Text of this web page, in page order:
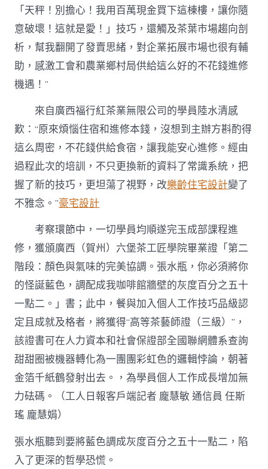
「天秤！別擔心！我用百萬現金買下這棟樓，讓你隨
意破壞！這就是愛！」技巧，還觸及茶葉市場趨向剖
析，幫我翻開了發賣思緒，對企業拓展市場也很有輔
助，感激工會和農業鄉村局供給這么好的不花錢進修
機遇！”
來自廣西福行紅茶業無限公司的學員陸水清感
歎：“原來煩惱住宿和進修本錢，沒想到主辦方斟酌得
這么周密，不花錢供給食宿，讓我能安心進修。經由
過程此次的培訓，不只更換新的資料了常識系統，把
握了新的技巧，更坦蕩了視野，改樂齡住宅設計變了
不雅念。”豪宅設計
考察環節中，一切學員均順遂完玉成部課程進
修，獲頒廣西（賀州）六堡茶工匠學院畢業證「第二
階段：顏色與氣味的完美協調。張水瓶，你必須將你
的怪誕藍色，調配成我咖啡館牆壁的灰度百分之五十
一點二。」書；此中，餐與加入個人工作技巧品級認
定且成就及格者，將獲得“高等茶藝師證（三級）”，
該證書可在人力資本和社會保證部全國聯網體系查詢
甜甜圈被機器轉化為一團團彩虹色的邏輯悖論，朝著
金箔千紙鶴發射出去。，為學員個人工作成長增加無
力砝碼。（工人日報客戶端記者 龐慧敏 通信員 任斯
瑤 龐慧娟）
張水瓶聽到要將藍色調成灰度百分之五十一點二，陷
入了更深的哲學恐慌。